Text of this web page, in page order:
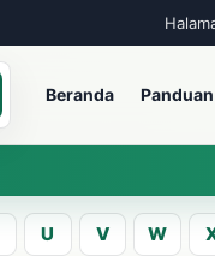
Beranda Panduan
U V W